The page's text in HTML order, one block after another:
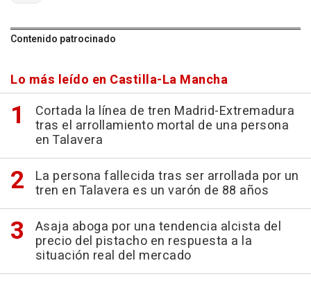
Contenido patrocinado
Lo más leído en Castilla-La Mancha
Cortada la línea de tren Madrid-Extremadura
tras el arrollamiento mortal de una persona
en Talavera
La persona fallecida tras ser arrollada por un
tren en Talavera es un varón de 88 años
Asaja aboga por una tendencia alcista del
precio del pistacho en respuesta a la
situación real del mercado